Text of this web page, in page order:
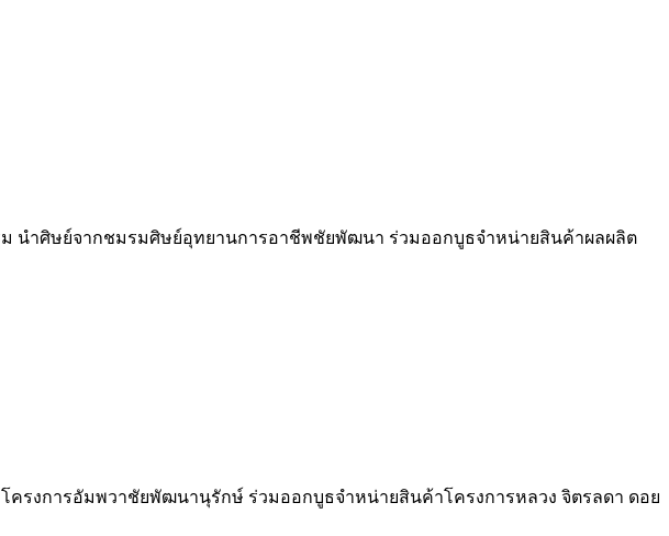
นำศิษย์จากชมรมศิษย์อุทยานการอาชีพชัยพัฒนา ร่วมออกบูธจำหน่ายสินค้าผลผลิต
รงการอัมพวาชัยพัฒนานุรักษ์ ร่วมออกบูธจำหน่ายสินค้าโครงการหลวง จิตรลดา ดอย